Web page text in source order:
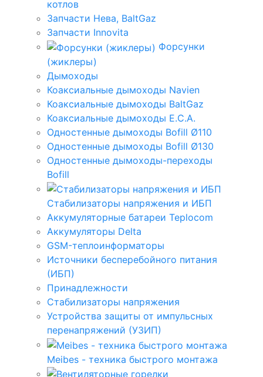
котлов
Запчасти Нева, BaltGaz
Запчасти Innovita
Форсунки
(жиклеры)
Дымоходы
Коаксиальные дымоходы Navien
Коаксиальные дымоходы BaltGaz
Коаксиальные дымоходы E.C.A.
Одностенные дымоходы Bofill Ø110
Одностенные дымоходы Bofill Ø130
Одностенные дымоходы-переходы
Bofill
Стабилизаторы напряжения и ИБП
Аккумуляторные батареи Teplocom
Аккумуляторы Delta
GSM-теплоинформаторы
Источники бесперебойного питания
(ИБП)
Принадлежности
Стабилизаторы напряжения
Устройства защиты от импульсных
перенапряжений (УЗИП)
Meibes - техника быстрого монтажа